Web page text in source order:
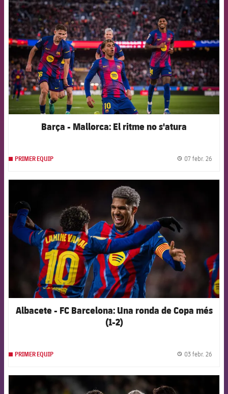
Barça - Mallorca: El ritme no s'atura
PRIMER EQUIP 07 febr. 26
FCB Barcelona badge
Albacete - FC Barcelona: Una ronda de Copa més
(1-2)
PRIMER EQUIP 03 febr. 26
FCB Barcelona badge